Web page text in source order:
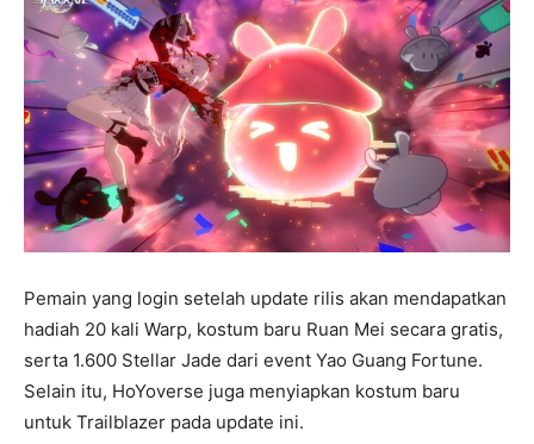
Pemain yang login setelah update rilis akan mendapatkan
hadiah 20 kali Warp, kostum baru Ruan Mei secara gratis,
serta 1.600 Stellar Jade dari event Yao Guang Fortune.
Selain itu, HoYoverse juga menyiapkan kostum baru
untuk Trailblazer pada update ini.